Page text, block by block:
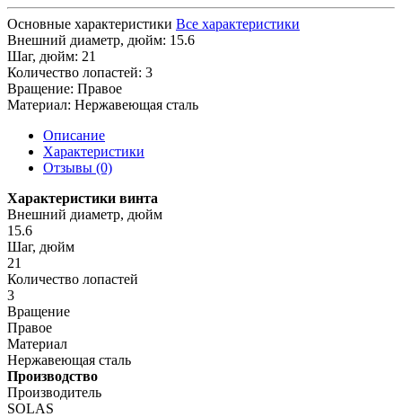
Основные характеристики Все характеристики
Внешний диаметр, дюйм: 15.6
Шаг, дюйм: 21
Количество лопастей: 3
Вращение: Правое
Материал: Нержавеющая сталь
Описание
Характеристики
Отзывы (0)
Характеристики винта
Внешний диаметр, дюйм
15.6
Шаг, дюйм
21
Количество лопастей
3
Вращение
Правое
Материал
Нержавеющая сталь
Производство
Производитель
SOLAS